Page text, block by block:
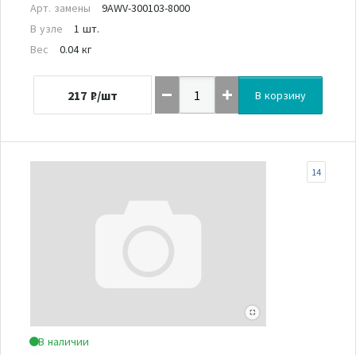
Арт. замены
9AWV-300103-8000
В узле
1 шт.
Вес
0.04 кг
217 ₽/шт В корзину
В наличии
14